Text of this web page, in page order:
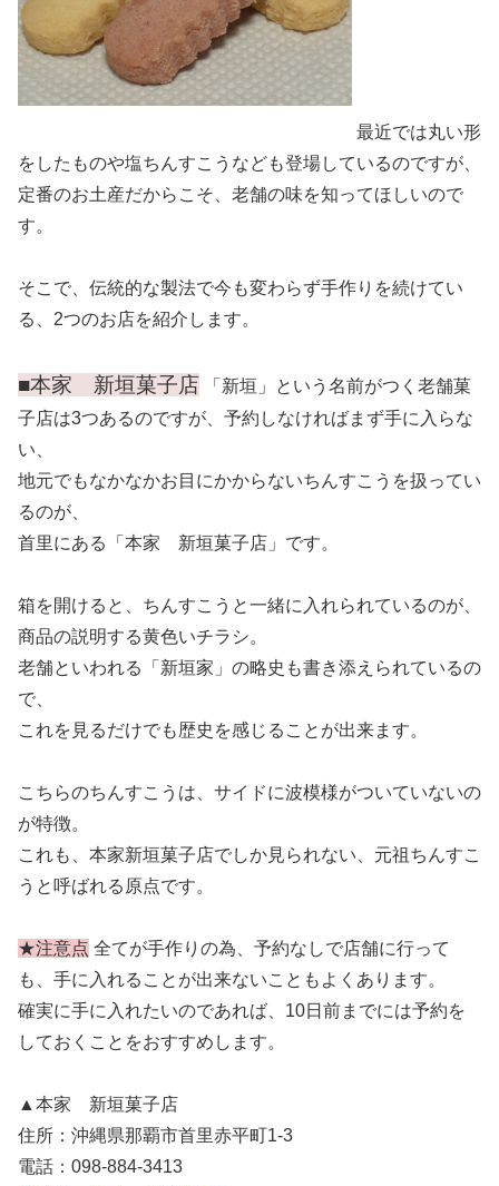
最近では丸い形
をしたものや塩ちんすこうなども登場しているのですが、
定番のお土産だからこそ、老舗の味を知ってほしいので
す。
そこで、伝統的な製法で今も変わらず手作りを続けてい
る、2つのお店を紹介します。
■本家 新垣菓子店 「新垣」という名前がつく老舗菓
子店は3つあるのですが、予約しなければまず手に入らな
い、
地元でもなかなかお目にかからないちんすこうを扱ってい
るのが、
首里にある「本家 新垣菓子店」です。
箱を開けると、ちんすこうと一緒に入れられているのが、
商品の説明する黄色いチラシ。
老舗といわれる「新垣家」の略史も書き添えられているの
で、
これを見るだけでも歴史を感じることが出来ます。
こちらのちんすこうは、サイドに波模様がついていないの
が特徴。
これも、本家新垣菓子店でしか見られない、元祖ちんすこ
うと呼ばれる原点です。
★注意点 全てが手作りの為、予約なしで店舗に行って
も、手に入れることが出来ないこともよくあります。
確実に手に入れたいのであれば、10日前までには予約を
しておくことをおすすめします。
▲本家 新垣菓子店
住所：沖縄県那覇市首里赤平町1-3
電話：098-884-3413